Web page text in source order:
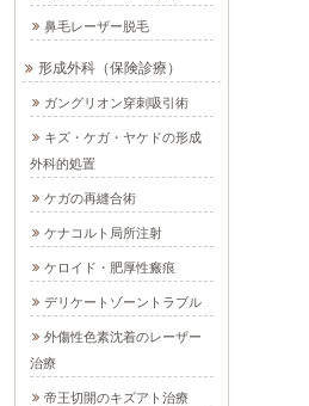
鼻毛レーザー脱毛
形成外科（保険診療）
ガングリオン穿刺吸引術
キズ・ケガ・ヤケドの形成
外科的処置
ケガの再縫合術
ケナコルト局所注射
ケロイド・肥厚性瘢痕
デリケートゾーントラブル
外傷性色素沈着のレーザー
治療
帝王切開のキズアト治療